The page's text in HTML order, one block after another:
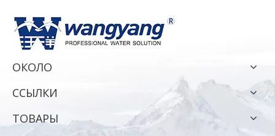
ОКОЛО
ССЫЛКИ
ТОВАРЫ